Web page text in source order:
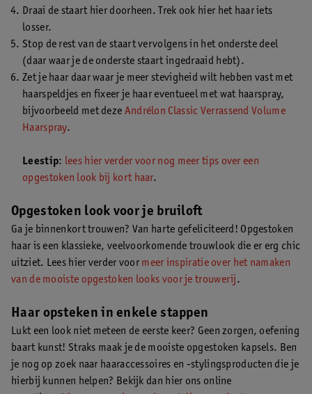
Draai de staart hier doorheen. Trek ook hier het haar iets
losser.
Stop de rest van de staart vervolgens in het onderste deel
(daar waar je de onderste staart ingedraaid hebt).
Zet je haar daar waar je meer stevigheid wilt hebben vast met
haarspeldjes en fixeer je haar eventueel met wat haarspray,
bijvoorbeeld met deze Andrélon Classic Verrassend Volume
Haarspray.
Leestip: lees hier verder voor nog meer tips over een
opgestoken look bij kort haar.
Opgestoken look voor je bruiloft
Ga je binnenkort trouwen? Van harte gefeliciteerd! Opgestoken
haar is een klassieke, veelvoorkomende trouwlook die er erg chic
uitziet. Lees hier verder voor meer inspiratie over het namaken
van de mooiste opgestoken looks voor je trouwerij.
Haar opsteken in enkele stappen
Lukt een look niet meteen de eerste keer? Geen zorgen, oefening
baart kunst! Straks maak je de mooiste opgestoken kapsels. Ben
je nog op zoek naar haaraccessoires en -stylingsproducten die je
hierbij kunnen helpen? Bekijk dan hier ons online